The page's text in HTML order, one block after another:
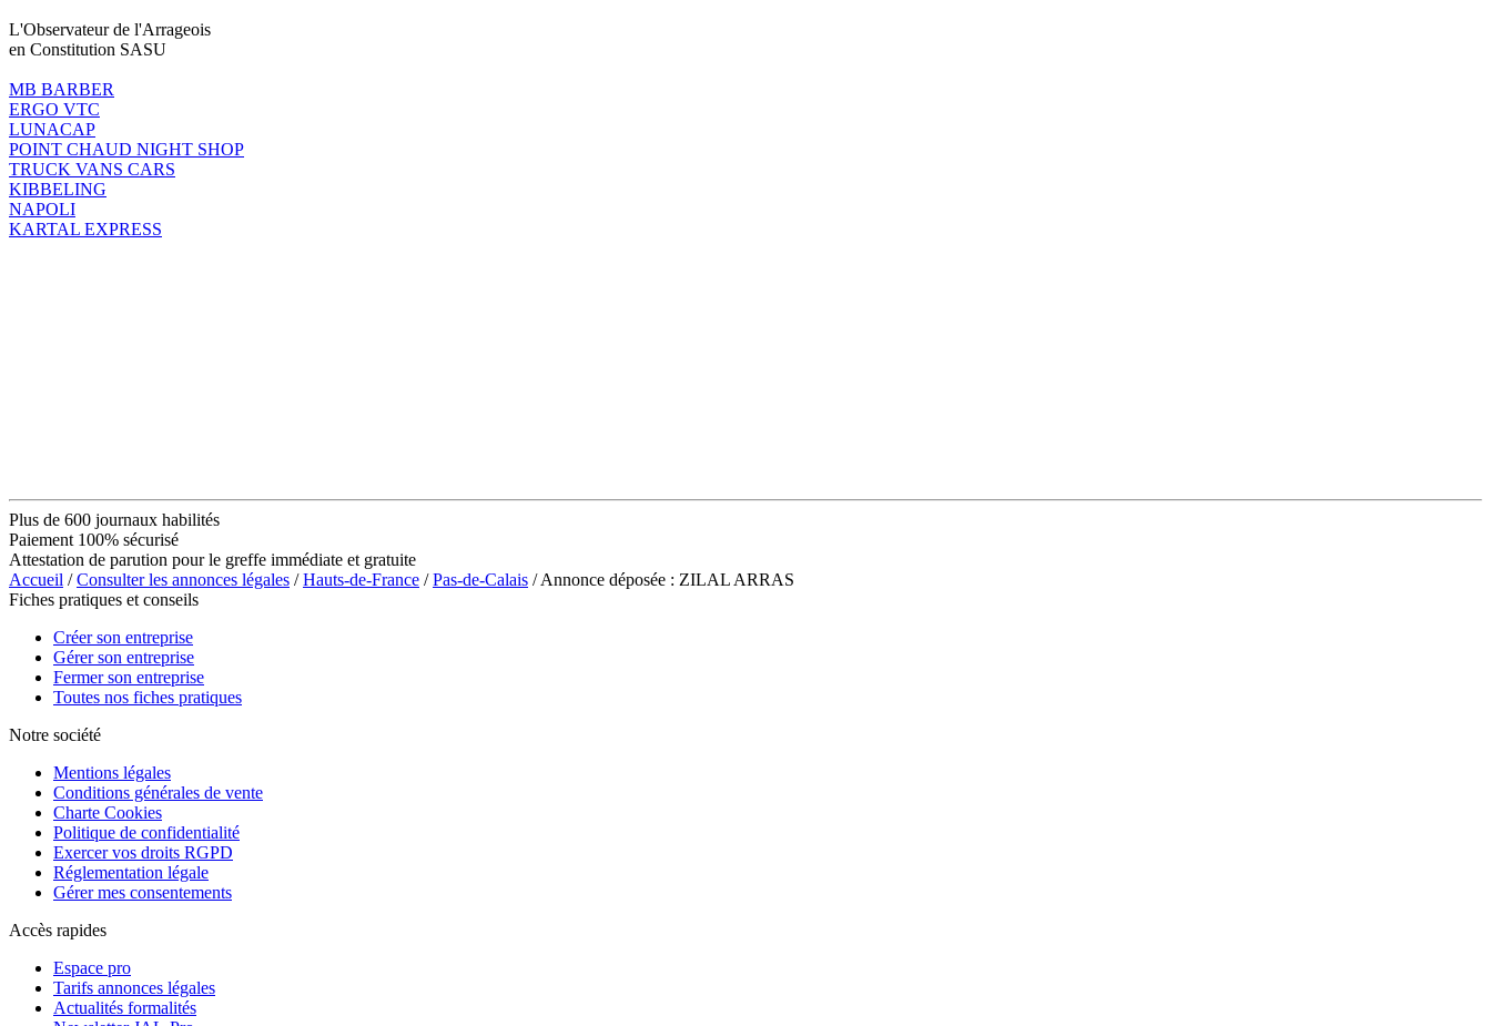
L'Observateur de l'Arrageois
en Constitution SASU
MB BARBER
ERGO VTC
LUNACAP
POINT CHAUD NIGHT SHOP
TRUCK VANS CARS
KIBBELING
NAPOLI
KARTAL EXPRESS
Plus de 600 journaux habilités
Paiement 100% sécurisé
Attestation de parution pour le greffe immédiate et gratuite
Accueil /Consulter les annonces légales /Hauts-de-France /Pas-de-Calais / Annonce déposée : ZILAL ARRAS
Fiches pratiques et conseils
Créer son entreprise
Gérer son entreprise
Fermer son entreprise
Toutes nos fiches pratiques
Notre société
Mentions légales
Conditions générales de vente
Charte Cookies
Politique de confidentialité
Exercer vos droits RGPD
Réglementation légale
Gérer mes consentements
Accès rapides
Espace pro
Tarifs annonces légales
Actualités formalités